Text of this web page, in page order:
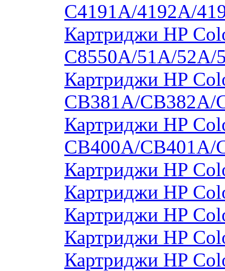
C4191A/4192A/
Картриджи HP
C8550A/51A/
Картриджи HP
CB381A/CB382A/
Картриджи HP
CB400A/CB401A/
Картриджи HP
Картриджи HP
Картриджи HP
Картриджи HP
Картриджи HP